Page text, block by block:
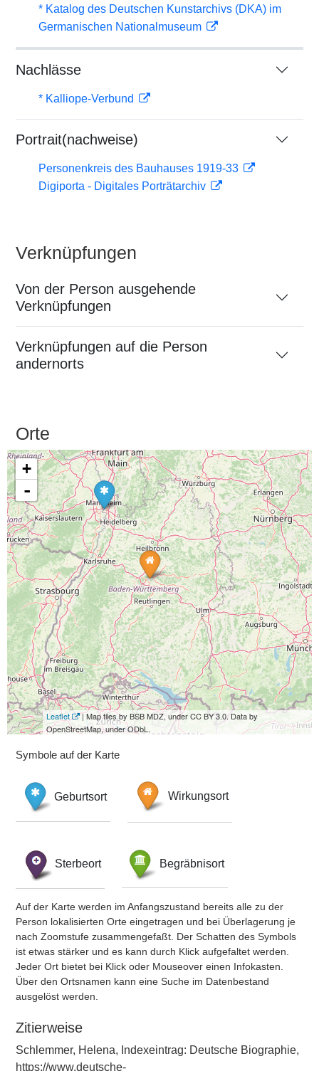
* Katalog des Deutschen Kunstarchivs (DKA) im
Germanischen Nationalmuseum
Nachlässe
* Kalliope-Verbund
Portrait(nachweise)
Personenkreis des Bauhauses 1919-33
Digiporta - Digitales Porträtarchiv
Verknüpfungen
Von der Person ausgehende
Verknüpfungen
Verknüpfungen auf die Person
andernorts
Orte
+
-
Leaflet
| Map tiles by BSB MDZ, under CC BY 3.0. Data by
OpenStreetMap, under ODbL.
Symbole auf der Karte
Geburtsort Wirkungsort
Sterbeort Begräbnisort
Auf der Karte werden im Anfangszustand bereits alle zu der
Person lokalisierten Orte eingetragen und bei Überlagerung je
nach Zoomstufe zusammengefaßt. Der Schatten des Symbols
ist etwas stärker und es kann durch Klick aufgefaltet werden.
Jeder Ort bietet bei Klick oder Mouseover einen Infokasten.
Über den Ortsnamen kann eine Suche im Datenbestand
ausgelöst werden.
Zitierweise
Schlemmer, Helena, Indexeintrag: Deutsche Biographie,
https://www.deutsche-